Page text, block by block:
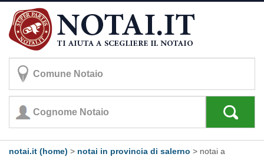
notai.it (home) > notai in provincia di salerno > notai a